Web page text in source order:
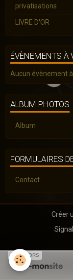
privatisations
LIVRE D'OR
ÉVÈNEMENTS À
Aucun évènement
ALBUM PHOTOS
Album
FORMULAIRES
Contact
Créer
SPONSORS